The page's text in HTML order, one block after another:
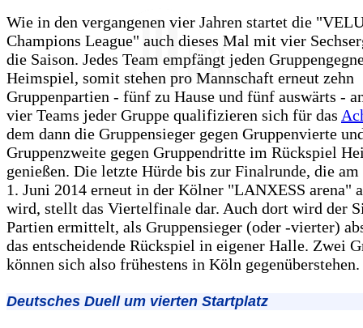
Wie in den vergangenen vier Jahren startet die
Champions League" auch dieses Mal mit vier
die Saison. Jedes Team empfängt jeden
Heimspiel, somit stehen pro Mannschaft erneut zehn
Gruppenpartien - fünf zu Hause und fünf auswärts -
vier Teams jeder Gruppe qualifizieren sich für das
dem dann die Gruppensieger gegen Gruppenvierte
Gruppenzweite gegen Gruppendritte im Rückspiel
genießen. Die letzte Hürde bis zur Finalrunde, die
1. Juni 2014 erneut in der Kölner "LANXESS arena"
wird, stellt das Viertelfinale dar. Auch dort wird der
Partien ermittelt, als Gruppensieger (oder -vierter)
das entscheidende Rückspiel in eigener Halle. Zwei
können sich also frühestens in Köln gegenüberstehen.
Deutsches Duell um vierten Startplatz